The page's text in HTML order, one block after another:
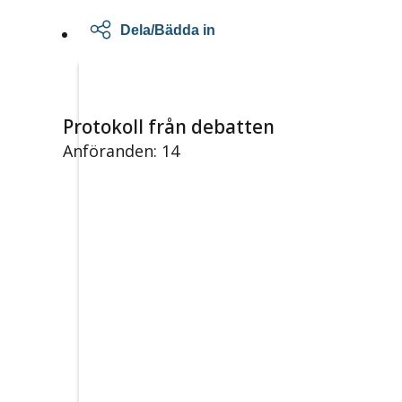
Dela/Bädda in
Protokoll från debatten
Anföranden: 14